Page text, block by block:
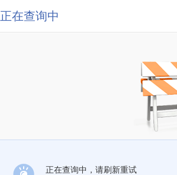
正在查询中
正在查询中，请刷新重试